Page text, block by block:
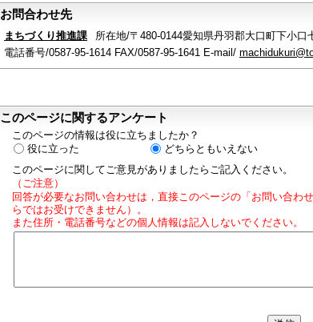
お問合わせ先
まちづくり推進課
所在地/〒480-0144愛知県丹羽郡大口町下小口
電話番号/0587-95-1614 FAX/0587-95-1641 E-mail/
このページに関するアンケート
このページの情報は役に立ちましたか？
役に立った
どちらともいえない
このページに関してご意見がありましたらご記入ください。
（ご注意）
回答が必要なお問い合わせは，直接このページの「お問い合わ
らではお受けできません）。
また住所・電話番号などの個人情報は記入しないでください。